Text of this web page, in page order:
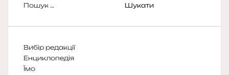
Пошук:
Вибір редакції
Енциклопедія
Їмо